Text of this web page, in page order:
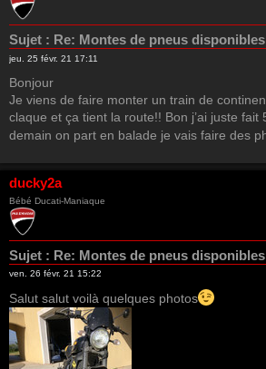
Sujet : Re: Montes de pneus
jeu. 25 févr. 21 17:11
Bonjour
Je viens de faire monter un train de
claque et ça tient la route!! Bon j’ai juste fait
demain on part en balade je vais faire des
ducky2a
Bébé Ducati-Maniaque
Sujet : Re: Montes de pneus
ven. 26 févr. 21 15:22
Salut salut voilà quelques photos